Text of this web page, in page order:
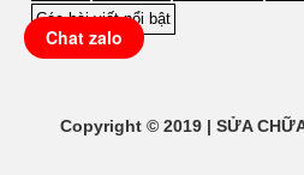
Các bài viết nổi bật
Copyright © 2019 | SỬA
Chat zalo